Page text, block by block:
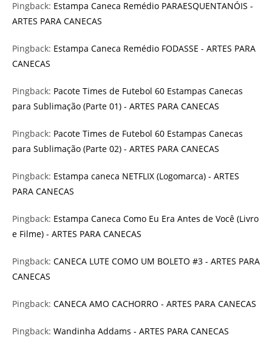
Pingback: Estampa Caneca Remédio PARAESQUENTANÓIS -
ARTES PARA CANECAS
Pingback: Estampa Caneca Remédio FODASSE - ARTES PARA
CANECAS
Pingback: Pacote Times de Futebol 60 Estampas Canecas
para Sublimação (Parte 01) - ARTES PARA CANECAS
Pingback: Pacote Times de Futebol 60 Estampas Canecas
para Sublimação (Parte 02) - ARTES PARA CANECAS
Pingback: Estampa caneca NETFLIX (Logomarca) - ARTES
PARA CANECAS
Pingback: Estampa Caneca Como Eu Era Antes de Você (Livro
e Filme) - ARTES PARA CANECAS
Pingback: CANECA LUTE COMO UM BOLETO #3 - ARTES PARA
CANECAS
Pingback: CANECA AMO CACHORRO - ARTES PARA CANECAS
Pingback: Wandinha Addams - ARTES PARA CANECAS